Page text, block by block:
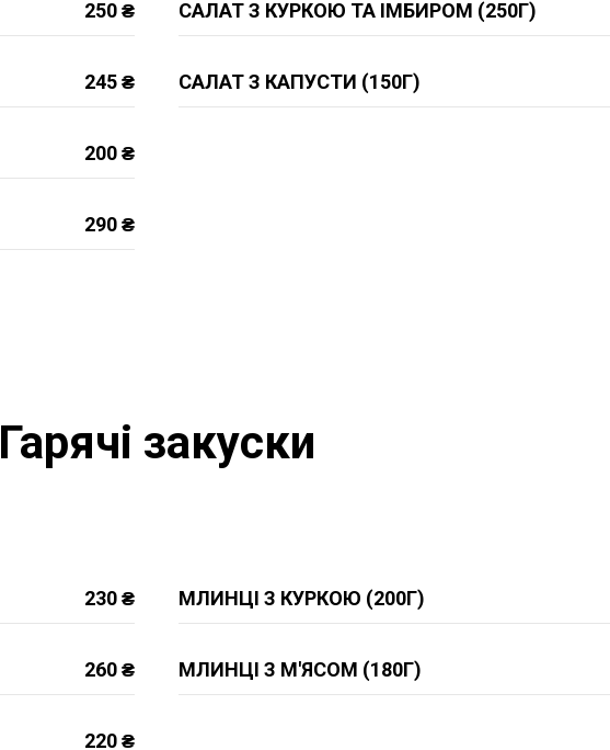
250 ₴
245 ₴
200 ₴
290 ₴
САЛАТ З КУРКОЮ ТА ІМБИРОМ (250Г)
САЛАТ З КАПУСТИ (150Г)
Гарячі закуски
230 ₴
260 ₴
220 ₴
МЛИНЦІ З КУРКОЮ (200Г)
МЛИНЦІ З М'ЯСОМ (180Г)